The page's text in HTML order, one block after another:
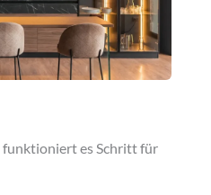
funktioniert es Schritt für